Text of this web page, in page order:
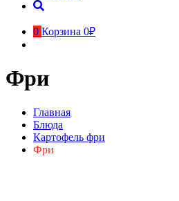
0 Корзина 0₽
Фри
Главная
Блюда
Картофель фри
Фри